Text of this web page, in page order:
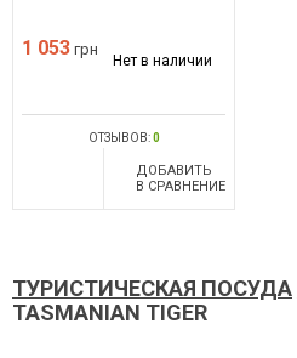
1 053 грн
Нет в наличии
ОТЗЫВОВ:0
ДОБАВИТЬ
В СРАВНЕНИЕ
ТУРИСТИЧЕСКАЯ ПОСУДА
TASMANIAN TIGER